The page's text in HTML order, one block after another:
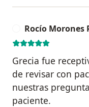
Rocío Morones
Grecia fue
de revisar con
nuestras
paciente.